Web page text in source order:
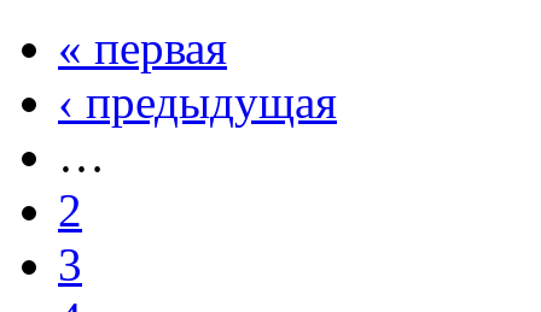
« первая
‹ предыдущая
…
2
3